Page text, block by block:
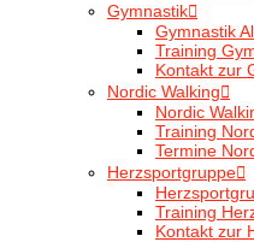
Gymnastik
Gymnastik
Training
Kontakt zur
Nordic Walking
Nordic
Training
Termine
Herzsportgruppe
Training
Kontakt zur